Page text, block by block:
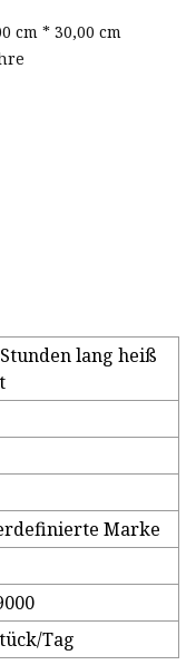
cm * 30,00 cm
lang heiß
Marke
Tag